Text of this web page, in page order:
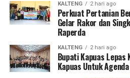
KALTENG 2 hari ago
Perkuat Pertanian
Gelar Rakor dan
Raperda
KALTENG 2 hari ago
Bupati Kapuas
Kapuas Untuk